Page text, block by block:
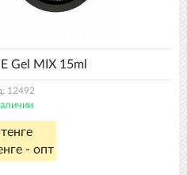
Gel MIX 15ml
12492
- опт